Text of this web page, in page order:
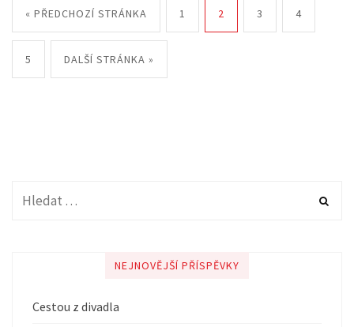
« PŘEDCHOZÍ STRÁNKA 1 2 3 4
5 DALŠÍ STRÁNKA »
NEJNOVĚJŠÍ PŘÍSPĚVKY
Cestou z divadla